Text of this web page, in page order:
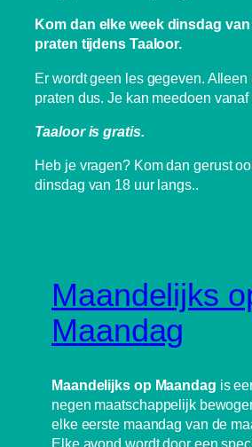
Kom dan elke week dinsdag
praten tijdens Taaloor.
Er wordt geen les gegeven. Alleen
praten dus. Je kan meedoen vanaf
Taaloor is gratis.
Heb je vragen? Kom dan gerust
dinsdag van 18 uur langs..
Maandelijks
Maandag
Maandelijks op Maandag is
negen maatschappelijk
elke eerste maandag van de
Elke avond wordt door een